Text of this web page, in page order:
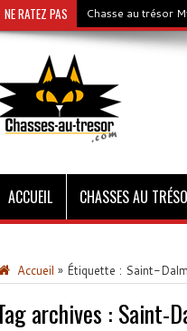
NE RATEZ PAS Chasse au trésor
ACCUEIL CHASSES AU
Accueil » Étiquette : Saint-
archives : Saint-